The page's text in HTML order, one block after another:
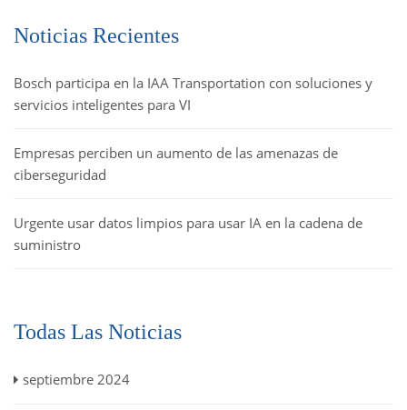
Noticias Recientes
Bosch participa en la IAA Transportation con soluciones y
servicios inteligentes para VI
Empresas perciben un aumento de las amenazas de
ciberseguridad
Urgente usar datos limpios para usar IA en la cadena de
suministro
Todas Las Noticias
septiembre 2024